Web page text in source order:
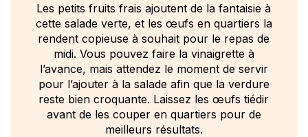
Les petits fruits frais ajoutent de la fantaisie à
cette salade verte, et les œufs en quartiers la
rendent copieuse à souhait pour le repas de
midi. Vous pouvez faire la vinaigrette à
l’avance, mais attendez le moment de servir
pour l’ajouter à la salade afin que la verdure
reste bien croquante. Laissez les œufs tiédir
avant de les couper en quartiers pour de
meilleurs résultats.